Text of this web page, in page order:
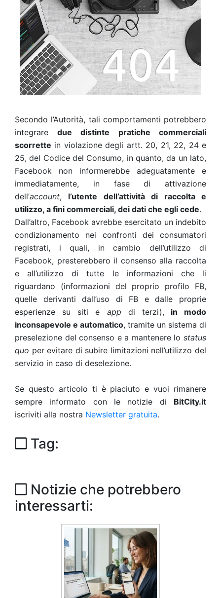
Secondo l’Autorità, tali comportamenti potrebbero
integrare due distinte pratiche commerciali
scorrette in violazione degli artt. 20, 21, 22, 24 e
25, del Codice del Consumo, in quanto, da un lato,
Facebook non informerebbe adeguatamente e
immediatamente, in fase di attivazione
dell’account, l’utente dell’attività di raccolta e
utilizzo, a fini commerciali, dei dati che egli cede.
Dall’altro, Facebook avrebbe esercitato un indebito
condizionamento nei confronti dei consumatori
registrati, i quali, in cambio dell’utilizzo di
Facebook, presterebbero il consenso alla raccolta
e all’utilizzo di tutte le informazioni che li
riguardano (informazioni del proprio profilo FB,
quelle derivanti dall’uso di FB e dalle proprie
esperienze su siti e app di terzi), in modo
inconsapevole e automatico, tramite un sistema di
preselezione del consenso e a mantenere lo status
quo per evitare di subire limitazioni nell’utilizzo del
servizio in caso di deselezione.
Se questo articolo ti è piaciuto e vuoi rimanere
sempre informato con le notizie di BitCity.it
iscriviti alla nostra Newsletter gratuita.
Tag:
Notizie che potrebbero
interessarti: